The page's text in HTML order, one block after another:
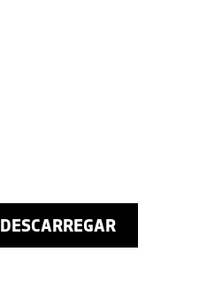
DESCARREGAR